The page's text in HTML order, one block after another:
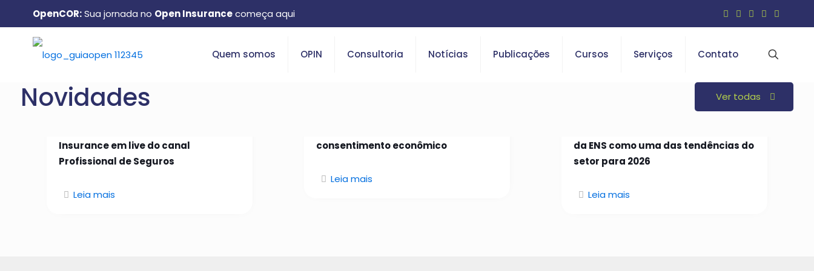
OpenCOR:Sua jornada no Open Insurancecomeça aqui
Quem somos OPIN Consultoria Notícias Publicações Cursos Serviços Contato
Novidades
Ver todas
26 de janeiro de 2026
Insurance em live do canal
Profissional de Seguros
Leia mais
consentimento econômico
Leia mais
da ENS como uma das tendências do
setor para 2026
Leia mais